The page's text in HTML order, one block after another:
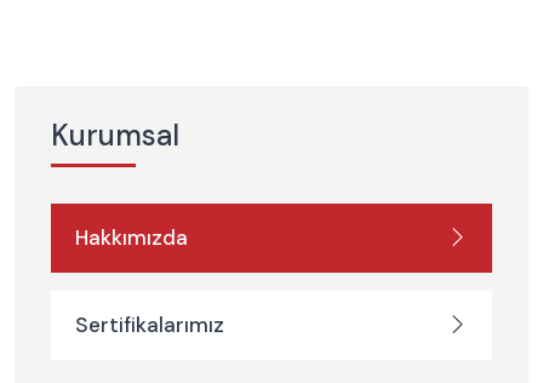
Kurumsal
Hakkımızda
Sertifikalarımız